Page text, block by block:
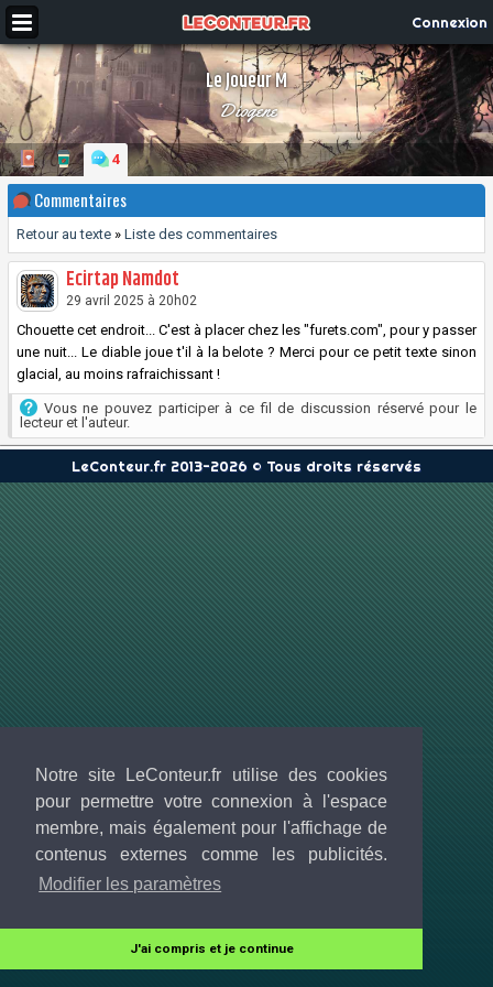
Notre site LeConteur.fr utilise des cookies
pour permettre votre connexion à l'espace
membre, mais également pour l'affichage de
contenus externes comme les publicités.
Modifier les paramètres
J'ai compris et je continue
Connexion
Le Joueur M
Diogene
4
Commentaires
Retour au texte » Liste des commentaires
Ecirtap Namdot
29 avril 2025 à 20h02
Chouette cet endroit... C'est à placer chez les "furets.com", pour y passer
une nuit... Le diable joue t'il à la belote ? Merci pour ce petit texte sinon
glacial, au moins rafraichissant !
Vous ne pouvez participer à ce fil de discussion réservé pour le
lecteur et l'auteur.
LeConteur.fr 2013-2026 © Tous droits réservés